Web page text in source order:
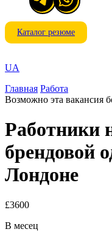
Каталог резюме
UA
Главная Работа
Возможно эта вакансия
Работники
брендовой
Лондоне
£3600
В месец